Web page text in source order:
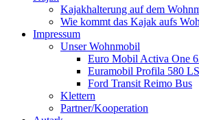
Kajakhalterung auf dem
Wie kommt das Kajak aufs
Impressum
Unser Wohnmobil
Euro Mobil Activa One
Euramobil Profila 580 LS
Ford Transit Reimo Bus
Klettern
Partner/Kooperation